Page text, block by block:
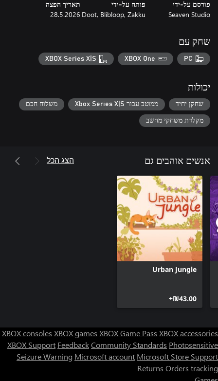
פורסם על-ידי
Seaven Studio
פותח על-ידי
Doot, Blibloop, Zakku
תאריך הפצה
28.5.2026
שחק עם
PC
XBOX One
XBOX Series X|S
יכולות
שחקן יחיד ממוטב עבור Xbox Series X|S משלוח חכם
מקלדת משחקי מחשב
אנשים אוהבים גם הצג הכל
Urban Jungle
‪₪‎43.00‬+
XBOX consoles XBOX games XBOX Game Pass XBOX accessories
XBOX Support FeedbackCommunity Standards Photosensitive
Seizure Warning Microsoft account Microsoft Store Support
Returns Orders tracking